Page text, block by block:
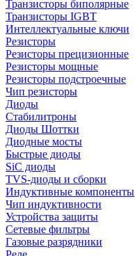
Транзисторы биполярные
Транзисторы IGBT
Интеллектуальные ключи
Резисторы
Резисторы прецизионные
Резисторы мощные
Резисторы подстроечные
Чип резисторы
Диоды
Стабилитроны
Диоды Шоттки
Диодные мосты
Быстрые диоды
SiC диоды
TVS-диоды и сборки
Индуктивные компоненты
Чип индуктивности
Устройства защиты
Сетевые фильтры
Газовые разрядники